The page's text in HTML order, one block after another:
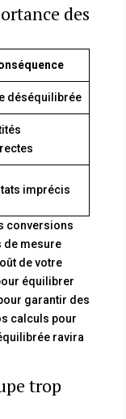
des
déséquilibrée
imprécis
conversions
de mesure
de votre
équilibrer
garantir des
calculs pour
ravira
trop